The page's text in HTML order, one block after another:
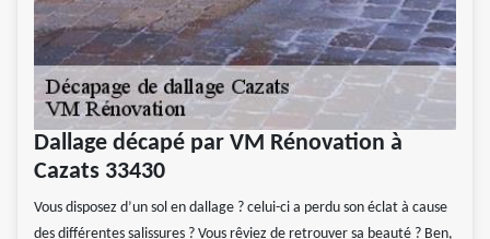
Dallage décapé par VM Rénovation à
Cazats 33430
Vous disposez d’un sol en dallage ? celui-ci a perdu son éclat à cause
des différentes salissures ? Vous rêviez de retrouver sa beauté ? Ben,